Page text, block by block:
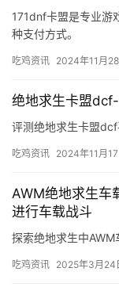
171dnf卡盟是专业游
种支付方式。
吃鸡资讯 2024年11月28
绝地求生卡盟
评测绝地求生卡盟dcf
吃鸡资讯 2024年11月17
AWM绝地求生车
进行车载战斗
探索绝地求生中AWM
吃鸡资讯 2025年3月24